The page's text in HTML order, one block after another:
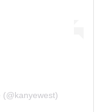
(@kanyewest)